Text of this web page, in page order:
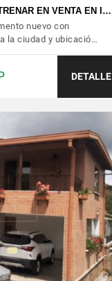
EN VENTA EN I…
nuevo con
la ciudad y ubicació…
DETALLE